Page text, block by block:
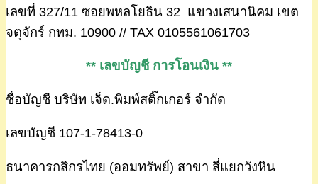
เลขที่ 327/11 ซอยพหลโยธิน 32 แขวงเสนานิคม เขต
จตุจักร์ กทม. 10900 // TAX 0105561061703
** เลขบัญชี การโอนเงิน **
ชื่อบัญชี บริษัท เจ็ด.พิมพ์สติ๊กเกอร์ จำกัด
เลขบัญชี 107-1-78413-0
ธนาคารกสิกรไทย (ออมทรัพย์) สาขา สี่แยกวังหิน